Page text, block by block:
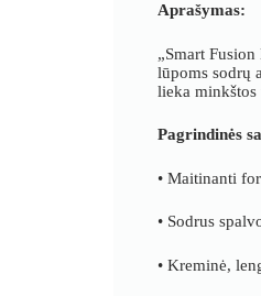
Aprašymas:
„Smart
lūpoms sodrų
lieka
Pagrindinės
• Maitinanti
• Sodrus
• Kreminė,